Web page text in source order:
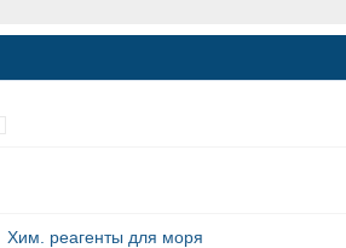
Хим. реагенты для моря